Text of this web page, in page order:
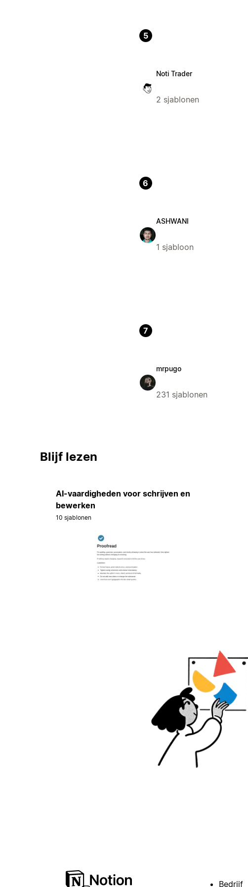
5
Noti Trader
2 sjablonen
6
ASHWANI
1 sjabloon
7
mrpugo
231 sjablonen
Blijf lezen
AI-vaardigheden voor schrijven en
bewerken
10 sjablonen
Bedrijf